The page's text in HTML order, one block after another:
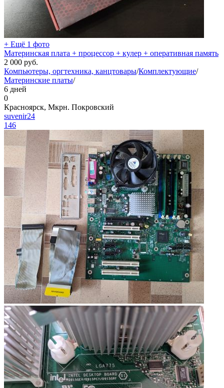
+ Ещё 1 фото
Материнская плата + процессор + кулер + оперативная память
2 000 руб.
Компьютеры, оргтехника, канцтовары/Комплектующие/
Материнские платы/
6 дней
0
Красноярск, Мкрн. Покровский
suvenir24
146